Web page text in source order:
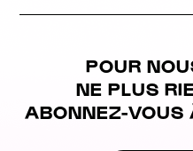
POUR
NE PLUS
ABONNEZ-VOUS